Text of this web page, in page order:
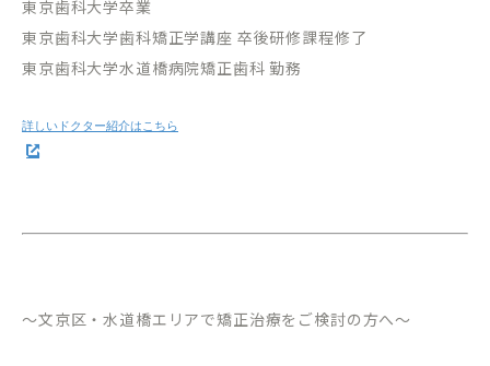
東京歯科大学卒業
東京歯科大学歯科矯正学講座 卒後研修課程修了
東京歯科大学水道橋病院矯正歯科 勤務
～文京区・水道橋エリアで矯正治療をご検討の方へ～